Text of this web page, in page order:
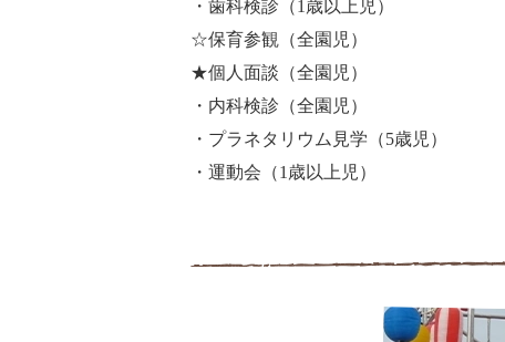
・歯科検診（1歳以上児）
☆保育参観（全園児）
★個人面談（全園児）
・内科検診（全園児）
・プラネタリウム見学（5歳児）
・運動会（1歳以上児）